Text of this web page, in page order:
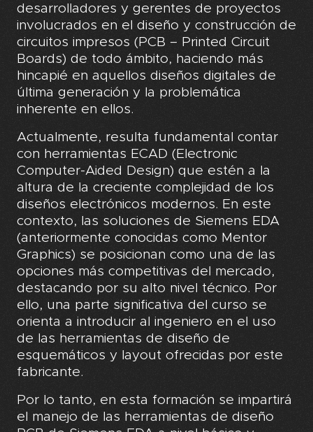
desarrolladores y gerentes de proyectos
involucrados en el diseño y construcción de
circuitos impresos (PCB – Printed Circuit
Boards) de todo ámbito, haciendo más
hincapié en aquellos diseños digitales de
última generación y la problemática
inherente en ellos.
Actualmente, resulta fundamental contar
con herramientas ECAD (Electronic
Computer-Aided Design) que estén a la
altura de la creciente complejidad de los
diseños electrónicos modernos. En este
contexto, las soluciones de Siemens EDA
(anteriormente conocidas como Mentor
Graphics) se posicionan como una de las
opciones más competitivas del mercado,
destacando por su alto nivel técnico. Por
ello, una parte significativa del curso se
orienta a introducir al ingeniero en el uso
de las herramientas de diseño de
esquemáticos y layout ofrecidas por este
fabricante.
Por lo tanto, en esta formación se impartirá
el manejo de las herramientas de diseño